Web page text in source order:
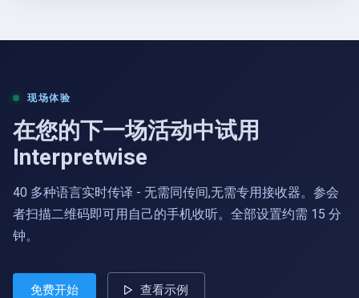
现场体验
在您的下一场活动中试用
Interpretwise
40 多种语言实时传译 - 无需同传间,无需专用接收器。参会
者扫描二维码即可用自己的手机收听。全部设置约需 15 分
钟。
免费开始 查看示例